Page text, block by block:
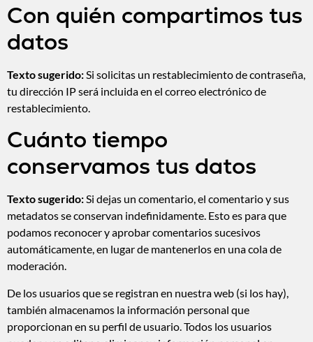
Con quién compartimos tus
datos
Texto sugerido:Si solicitas un restablecimiento de contraseña,
tu dirección IP será incluida en el correo electrónico de
restablecimiento.
Cuánto tiempo
conservamos tus datos
Texto sugerido:Si dejas un comentario, el comentario y sus
metadatos se conservan indefinidamente. Esto es para que
podamos reconocer y aprobar comentarios sucesivos
automáticamente, en lugar de mantenerlos en una cola de
moderación.
De los usuarios que se registran en nuestra web (si los hay),
también almacenamos la información personal que
proporcionan en su perfil de usuario. Todos los usuarios